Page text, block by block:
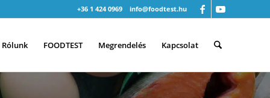
+36 1 424 0969 info@foodtest.hu
Rólunk FOODTEST Megrendelés Kapcsolat